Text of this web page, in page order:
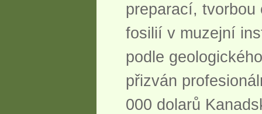
preparací,
fosilií v muzejní
podle
přizván
000 dolarů